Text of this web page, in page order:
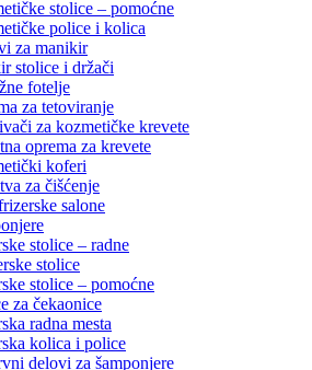
stolice – pomoćne
police i kolica
za manikir
stolice i držači
fotelje
za tetoviranje
za kozmetičke krevete
oprema za krevete
koferi
za čišćenje
salone
stolice – radne
stolice
stolice – pomoćne
za čekaonice
radna mesta
kolica i police
delovi za šamponjere